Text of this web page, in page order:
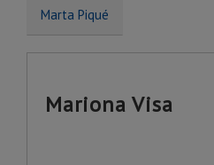
Marta Piqué
Mariona Visa